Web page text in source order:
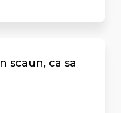
scaun, ca sa